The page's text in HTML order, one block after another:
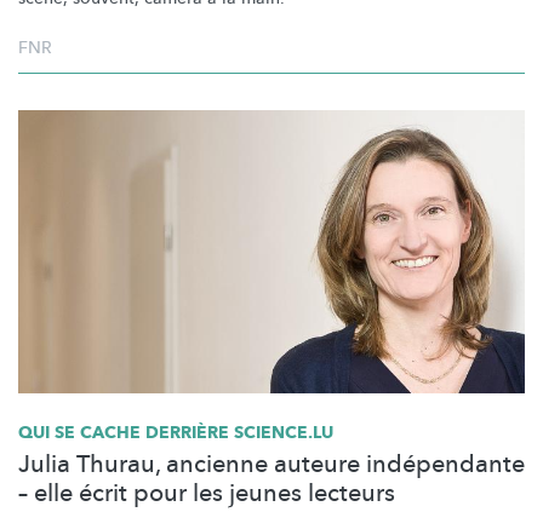
FNR
QUI SE CACHE DERRIÈRE SCIENCE.LU
Julia Thurau, ancienne auteure indépendante
– elle écrit pour les jeunes lecteurs